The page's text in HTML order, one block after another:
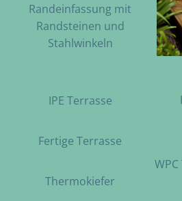
Randeinfassung mit
Randsteinen und
Stahlwinkeln
IPE Terrasse
Fertige Terrasse
Thermokiefer